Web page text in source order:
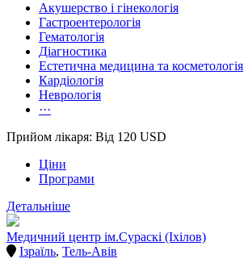
Акушерство і гінекологія
Гастроентерологія
Гематологія
Діагностика
Естетична медицина та косметологія
Кардіологія
Неврологія
···
Прийом лікаря: Від 120 USD
Ціни
Програми
Детальніше
Медичний центр ім.Сураскі (Іхілов)
Ізраїль, Тель-Авів